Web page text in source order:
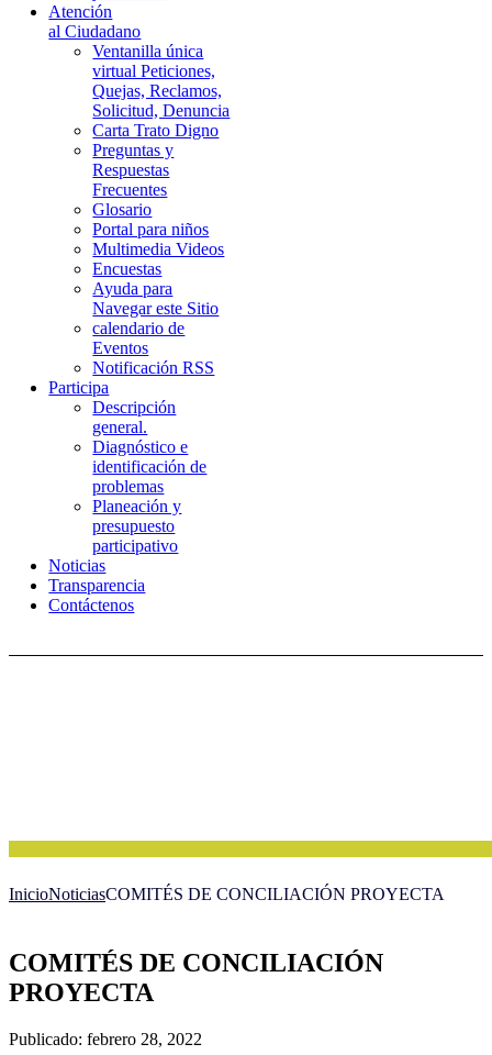
Atención
al Ciudadano
Ventanilla única
virtual Peticiones,
Quejas, Reclamos,
Solicitud, Denuncia
Carta Trato Digno
Preguntas y
Respuestas
Frecuentes
Glosario
Portal para niños
Multimedia Videos
Encuestas
Ayuda para
Navegar este Sitio
calendario de
Eventos
Notificación RSS
Participa
Descripción
general.
Diagnóstico e
identificación de
problemas
Planeación y
presupuesto
participativo
Noticias
Transparencia
Contáctenos
InicioNoticiasCOMITÉS DE CONCILIACIÓN PROYECTA
COMITÉS DE CONCILIACIÓN
PROYECTA
Publicado: febrero 28, 2022